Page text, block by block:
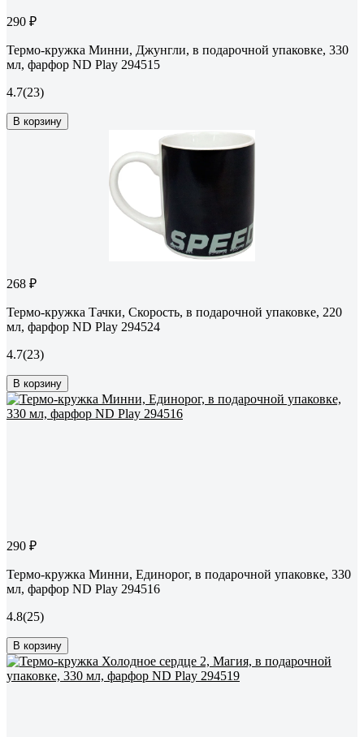
290 ₽
Термо-кружка Минни, Джунгли, в подарочной упаковке, 330
мл, фарфор ND Play 294515
4.7(23)
В корзину
268 ₽
Термо-кружка Тачки, Скорость, в подарочной упаковке, 220
мл, фарфор ND Play 294524
4.7(23)
В корзину
290 ₽
Термо-кружка Минни, Единорог, в подарочной упаковке, 330
мл, фарфор ND Play 294516
4.8(25)
В корзину